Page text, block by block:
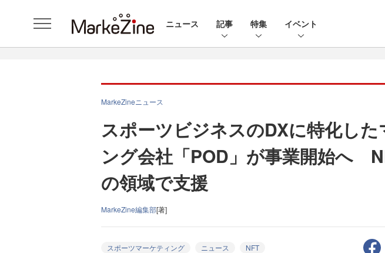
ニュース 記事 特集 イベント
MarkeZineニュース
スポーツビジネスのDXに特化した
ング会社「POD」が事業開始へ
の領域で支援
MarkeZine編集部[著]
スポーツマーケティング ニュース NFT